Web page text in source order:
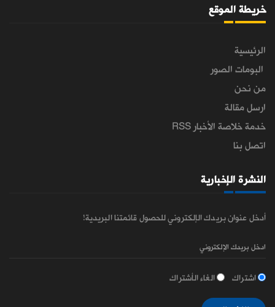
خريطة الموقع
الرئيسية
البومات الصور
من نحن
ارسل مقالة
خدمة خلاصة الأخبار RSS
اتصل بنا
النشرة الإخبارية
أدخل عنوان بريدك الإلكتروني للحصول قائمتنا البريدية!
اشتراك الغاء الأشتراك